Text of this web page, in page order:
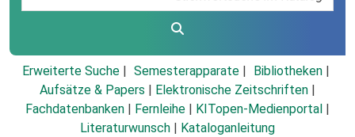
Erweiterte Suche Semesterapparate
Bibliotheken
Aufsätze & Papers
Elektronische Zeitschriften
Fachdatenbanken
Fernleihe KITopen-Medienportal
Literaturwunsch
Kataloganleitung